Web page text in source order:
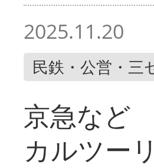
2025.11.20
民鉄・公営・三
京急など
カルツー